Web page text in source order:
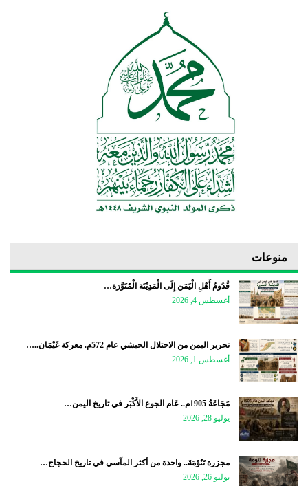
منوعات
قُدُومُ أَهْلِ الْيَمَن إِلَى الْمَدِيْنَة الْمُنَوَّرَة…
أغسطس 4, 2026
تحرير اليمن من الاحتلال الحبشي عام 572م. معركة غَيْمَان..…
أغسطس 1, 2026
مَجَاعَةُ 1905م.. عَام الجوع الأَكْبَر في تاريخ اليمن…
يوليو 28, 2026
مجزرة تَنُوْمَةَ.. واحدة من أكثر المآسي في تاريخ الحجاج…
يوليو 26, 2026